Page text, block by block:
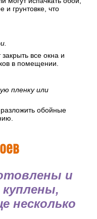
и грунтовке, что
все окна и
в помещении.
пленку или
обойные
и
несколько